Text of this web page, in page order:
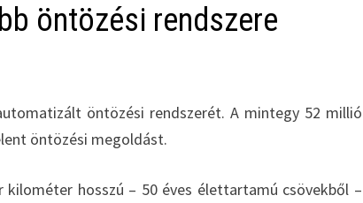
öntözési rendszere
öntözési rendszerét. A mintegy 52 millió
öntözési megoldást.
hosszú – 50 éves élettartamú csövekből –